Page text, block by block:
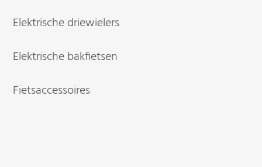
Elektrische driewielers
Elektrische bakfietsen
Fietsaccessoires